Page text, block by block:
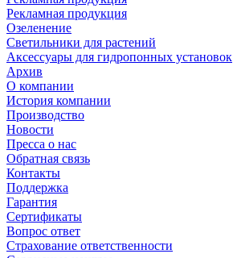
Рекламная продукция
Озеленение
Светильники для растений
Аксессуары для гидропонных установок
Архив
О компании
История компании
Производство
Новости
Пресса о нас
Обратная связь
Контакты
Поддержка
Гарантия
Сертификаты
Вопрос ответ
Страхование ответственности